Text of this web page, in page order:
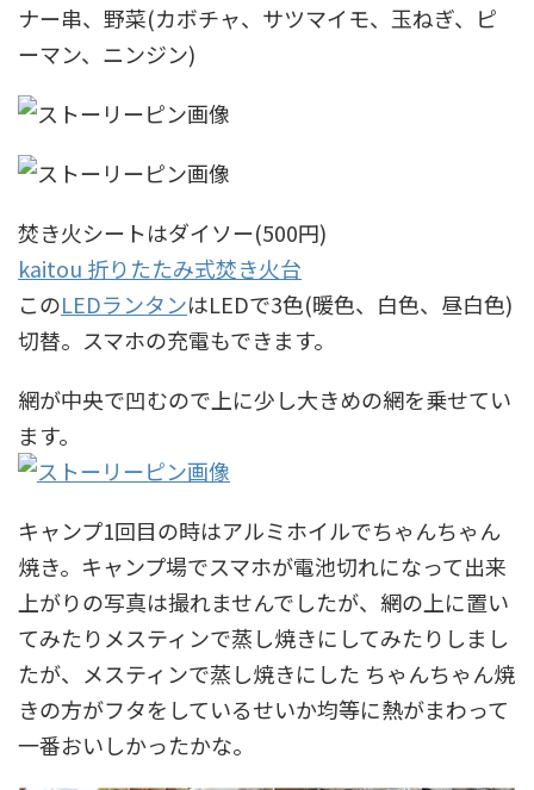
ナー串、野菜(カボチャ、サツマイモ、玉ねぎ、ピ
ーマン、ニンジン)
焚き火シートはダイソー(500円)
kaitou 折りたたみ式焚き火台
このLEDランタンはLEDで3色(暖色、白色、昼白色)
切替。スマホの充電もできます。
網が中央で凹むので上に少し大きめの網を乗せてい
ます。
キャンプ1回目の時はアルミホイルでちゃんちゃん
焼き。キャンプ場でスマホが電池切れになって出来
上がりの写真は撮れませんでしたが、網の上に置い
てみたりメスティンで蒸し焼きにしてみたりしまし
たが、メスティンで蒸し焼きにした ちゃんちゃん焼
きの方がフタをしているせいか均等に熱がまわって
一番おいしかったかな。